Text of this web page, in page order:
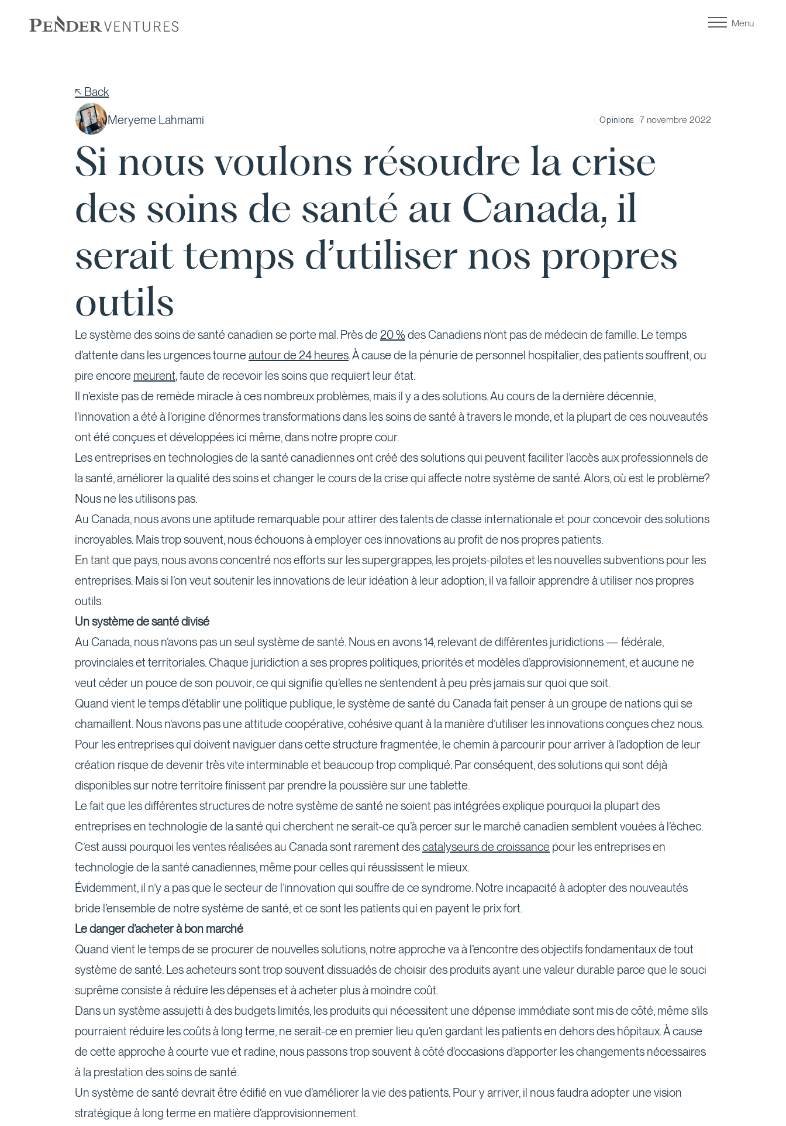
Menu
↖ Back
Meryeme Lahmami
Opinions 7 novembre 2022
Si nous voulons résoudre la crise
des soins de santé au Canada, il
serait temps d’utiliser nos propres
outils
Le système des soins de santé canadien se porte mal. Près de 20 %des Canadiens n’ont pas de médecin de famille. Le temps
d’attente dans les urgences tourne autour de 24 heures. À cause de la pénurie de personnel hospitalier, des patients souffrent, ou
pire encore meurent, faute de recevoir les soins que requiert leur état.
Il n’existe pas de remède miracle à ces nombreux problèmes, mais il y a des solutions. Au cours de la dernière décennie,
l’innovation a été à l’origine d’énormes transformations dans les soins de santé à travers le monde, et la plupart de ces nouveautés
ont été conçues et développées ici même, dans notre propre cour.
Les entreprises en technologies de la santé canadiennes ont créé des solutions qui peuvent faciliter l’accès aux professionnels de
la santé, améliorer la qualité des soins et changer le cours de la crise qui affecte notre système de santé. Alors, où est le problème?
Nous ne les utilisons pas.
Au Canada, nous avons une aptitude remarquable pour attirer des talents de classe internationale et pour concevoir des solutions
incroyables. Mais trop souvent, nous échouons à employer ces innovations au profit de nos propres patients.
En tant que pays, nous avons concentré nos efforts sur les supergrappes, les projets-pilotes et les nouvelles subventions pour les
entreprises. Mais si l’on veut soutenir les innovations de leur idéation à leur adoption, il va falloir apprendre à utiliser nos propres
outils.
Un système de santé divisé
Au Canada, nous n’avons pas un seul système de santé. Nous en avons 14, relevant de différentes juridictions — fédérale,
provinciales et territoriales. Chaque juridiction a ses propres politiques, priorités et modèles d’approvisionnement, et aucune ne
veut céder un pouce de son pouvoir, ce qui signifie qu’elles ne s’entendent à peu près jamais sur quoi que soit.
Quand vient le temps d’établir une politique publique, le système de santé du Canada fait penser à un groupe de nations qui se
chamaillent. Nous n’avons pas une attitude coopérative, cohésive quant à la manière d’utiliser les innovations conçues chez nous.
Pour les entreprises qui doivent naviguer dans cette structure fragmentée, le chemin à parcourir pour arriver à l’adoption de leur
création risque de devenir très vite interminable et beaucoup trop compliqué. Par conséquent, des solutions qui sont déjà
disponibles sur notre territoire finissent par prendre la poussière sur une tablette.
Le fait que les différentes structures de notre système de santé ne soient pas intégrées explique pourquoi la plupart des
entreprises en technologie de la santé qui cherchent ne serait-ce qu’à percer sur le marché canadien semblent vouées à l’échec.
C’est aussi pourquoi les ventes réalisées au Canada sont rarement descatalyseurs de croissance pour les entreprises en
technologie de la santé canadiennes, même pour celles qui réussissent le mieux.
Évidemment, il n’y a pas que le secteur de l’innovation qui souffre de ce syndrome. Notre incapacité à adopter des nouveautés
bride l’ensemble de notre système de santé, et ce sont les patients qui en payent le prix fort.
Le danger d’acheter à bon marché
Quand vient le temps de se procurer de nouvelles solutions, notre approche va à l’encontre des objectifs fondamentaux de tout
système de santé. Les acheteurs sont trop souvent dissuadés de choisir des produits ayant une valeur durable parce que le souci
suprême consiste à réduire les dépenses et à acheter plus à moindre coût.
Dans un système assujetti à des budgets limités, les produits qui nécessitent une dépense immédiate sont mis de côté, même s’ils
pourraient réduire les coûts à long terme, ne serait-ce en premier lieu qu’en gardant les patients en dehors des hôpitaux. À cause
de cette approche à courte vue et radine, nous passons trop souvent à côté d’occasions d’apporter les changements nécessaires
à la prestation des soins de santé.
Un système de santé devrait être édifié en vue d’améliorer la vie des patients. Pour y arriver, il nous faudra adopter une vision
stratégique à long terme en matière d’approvisionnement.